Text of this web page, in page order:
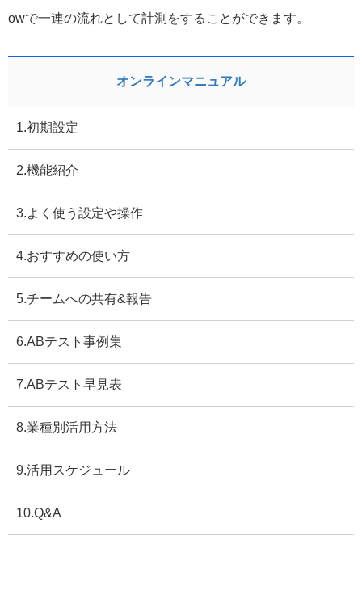
owで一連の流れとして計測をすることができます。
オンラインマニュアル
1.初期設定
2.機能紹介
3.よく使う設定や操作
4.おすすめの使い方
5.チームへの共有&報告
6.ABテスト事例集
7.ABテスト早見表
8.業種別活用方法
9.活用スケジュール
10.Q&A